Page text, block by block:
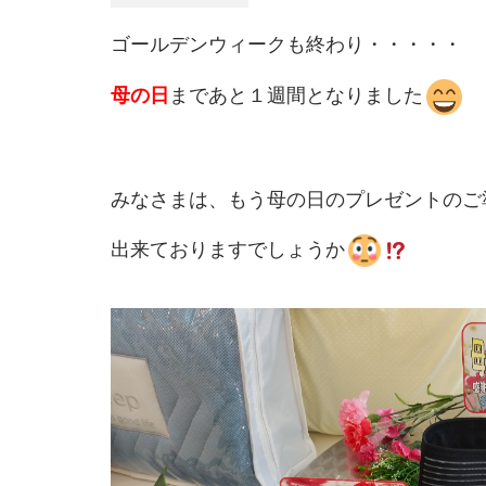
ゴールデンウィークも終わり・・・・・
母の日 まであと１週間となりました
みなさまは、もう母の日のプレゼントの
出来ておりますでしょうか